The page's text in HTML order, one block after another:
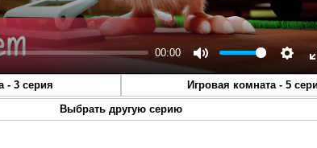
00:00
Mute
- 3 серия Игровая комната - 5
Выбрать другую серию